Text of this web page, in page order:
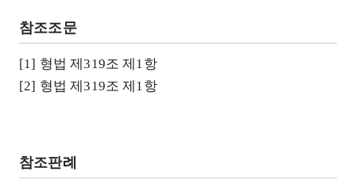
참조조문
[1] 형법 제319조 제1항
[2] 형법 제319조 제1항
참조판례